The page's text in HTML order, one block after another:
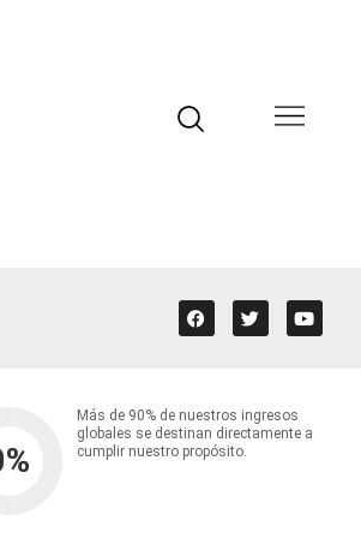
%
Más de 90% de nuestros ingresos
globales se destinan directamente a
cumplir nuestro propósito.